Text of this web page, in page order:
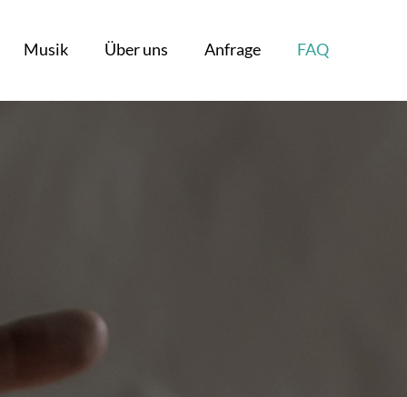
Musik Über uns Anfrage FAQ